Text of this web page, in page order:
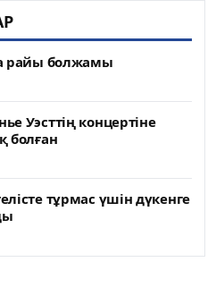
райы болжамы
Уэсттің концертіне
болған
тұрмас үшін дүкенге